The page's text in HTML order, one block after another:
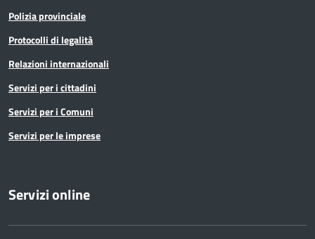
Polizia provinciale
Protocolli di legalità
Relazioni internazionali
Servizi per i cittadini
Servizi per i Comuni
Servizi per le imprese
Servizi online